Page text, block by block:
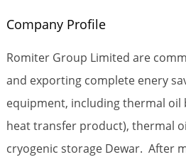
Company Profile
Romiter Group Limited are
and exporting complete enery
equipment, including thermal oil
heat transfer product), thermal
cryogenic storage Dewar. After